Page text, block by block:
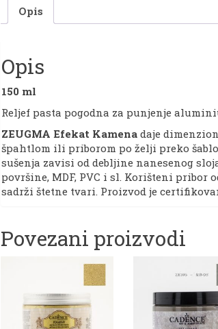
Opis
Opis
150 ml
Reljef pasta pogodna za punjenje
ZEUGMA Efekat Kamena daje
špahtlom ili priborom po želji preko
sušenja zavisi od debljine nanesenog
površine, MDF, PVC i sl. Korišteni
sadrži štetne tvari. Proizvod je
Povezani proizvodi